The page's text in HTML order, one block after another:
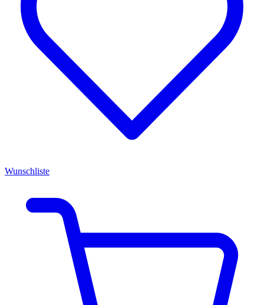
Wunschliste